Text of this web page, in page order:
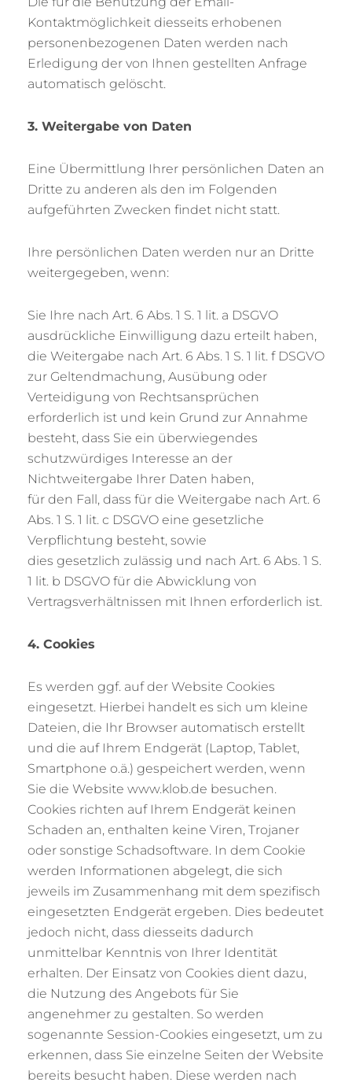
Kontaktmöglichkeit diesseits erhobenen
personenbezogenen Daten werden nach
Erledigung der von Ihnen gestellten Anfrage
automatisch gelöscht.
3. Weitergabe von Daten
Eine Übermittlung Ihrer persönlichen Daten an
Dritte zu anderen als den im Folgenden
aufgeführten Zwecken findet nicht statt.
Ihre persönlichen Daten werden nur an Dritte
weitergegeben, wenn:
Sie Ihre nach Art. 6 Abs. 1 S. 1 lit. a DSGVO
ausdrückliche Einwilligung dazu erteilt haben,
die Weitergabe nach Art. 6 Abs. 1 S. 1 lit. f DSGVO
zur Geltendmachung, Ausübung oder
Verteidigung von Rechtsansprüchen
erforderlich ist und kein Grund zur Annahme
besteht, dass Sie ein überwiegendes
schutzwürdiges Interesse an der
Nichtweitergabe Ihrer Daten haben,
für den Fall, dass für die Weitergabe nach Art. 6
Abs. 1 S. 1 lit. c DSGVO eine gesetzliche
Verpflichtung besteht, sowie
dies gesetzlich zulässig und nach Art. 6 Abs. 1 S.
1 lit. b DSGVO für die Abwicklung von
Vertragsverhältnissen mit Ihnen erforderlich ist.
4. Cookies
Es werden ggf. auf der Website Cookies
eingesetzt. Hierbei handelt es sich um kleine
Dateien, die Ihr Browser automatisch erstellt
und die auf Ihrem Endgerät (Laptop, Tablet,
Smartphone o.ä.) gespeichert werden, wenn
Sie die Website www.klob.de besuchen.
Cookies richten auf Ihrem Endgerät keinen
Schaden an, enthalten keine Viren, Trojaner
oder sonstige Schadsoftware. In dem Cookie
werden Informationen abgelegt, die sich
jeweils im Zusammenhang mit dem spezifisch
eingesetzten Endgerät ergeben. Dies bedeutet
jedoch nicht, dass diesseits dadurch
unmittelbar Kenntnis von Ihrer Identität
erhalten. Der Einsatz von Cookies dient dazu,
die Nutzung des Angebots für Sie
angenehmer zu gestalten. So werden
sogenannte Session-Cookies eingesetzt, um zu
erkennen, dass Sie einzelne Seiten der Website
bereits besucht haben. Diese werden nach